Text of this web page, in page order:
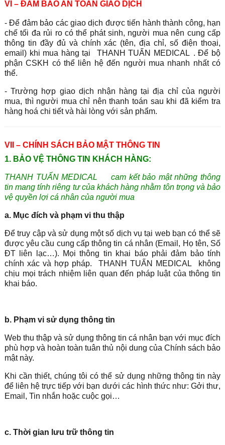
VI – ĐẢM BẢO AN TOÀN GIAO DỊCH
- Để đảm bảo các giao dịch được tiến hành thành công, hạn
chế tối đa rủi ro có thể phát sinh, người mua nên cung cấp
thông tin đầy đủ và chính xác (tên, địa chỉ, số điện thoại,
email) khi mua hàng tại
THANH TUẤN MEDICAL . Để bộ
phận CSKH có thể liên hệ đến người mua nhanh nhất có
thể.
- Trường hợp giao dịch nhận hàng tại địa chỉ của người
mua, thì người mua chỉ nên thanh toán sau khi đã kiểm tra
hàng hoá chi tiết và hài lòng với sản phẩm.
VII – CHÍNH SÁCH BẢO MẬT THÔNG TIN
1. BẢO VỆ THÔNG TIN KHÁCH HÀNG:
THANH TUẤN MEDICAL
cam kết bảo mật những thông
tin mang tính riêng tư của khách hàng nhằm tôn trọng và bảo
vệ quyền lợi cá nhân của người mua
a. Mục đích và phạm vi thu thập
Để truy cập và sử dụng một số dịch vụ tại web bạn có thể sẽ
được yêu cầu cung cấp thông tin cá nhân (Email, Họ tên, Số
ĐT liên lạc…). Mọi thông tin khai báo phải đảm bảo tính
chính xác và hợp pháp.
THANH TUẤN MEDICAL
không
chịu mọi trách nhiệm liên quan đến pháp luật của thông tin
khai báo.
b. Phạm vi sử dụng thông tin
Web thu thập và sử dụng thông tin cá nhân bạn với mục đích
phù hợp và hoàn toàn tuân thủ nội dung của Chính sách bảo
mật này.
Khi cần thiết, chúng tôi có thể sử dụng những thông tin này
để liên hệ trực tiếp với bạn dưới các hình thức như: Gởi thư,
Email, Tin nhắn hoặc cuộc gọi…
c. Thời gian lưu trữ thông tin